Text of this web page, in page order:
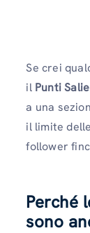
Se crei
il Punti
a una
il limite
follower
Perché
sono